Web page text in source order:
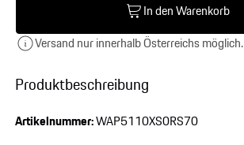
Produktbeschreibung
Artikelnummer:WAP5110XS0RS70
In den Warenkorb
Versand nur innerhalb Österreichs möglich.